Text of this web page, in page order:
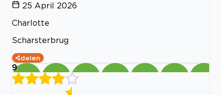
25 April 2026
Charlotte
Scharsterbrug
delen
9